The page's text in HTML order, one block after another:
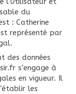
du
: Catherine
représenté par
des données
s’engage à
en vigueur. Il
les